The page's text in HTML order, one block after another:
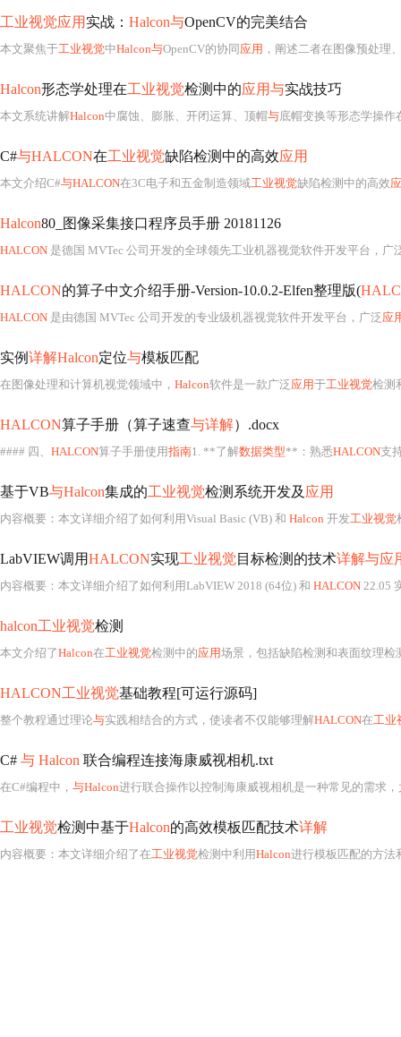
工业视觉应用 实战： Halcon与OpenCV的完美结合
本文聚焦于工业视觉中Halcon与OpenCV的协同 应用 ，阐述二者在图像预处理、特征提取、缺陷检测
Halcon形态学处理在工业视觉检测中的应用与实战技巧
本文系统讲解Halcon中腐蚀、膨胀、开闭运算、顶帽与底帽变换等形态学操作
C#与HALCON在工业视觉缺陷检测中的高效应用
本文介绍C#与HALCON在3C电子和五金制造领域工业视觉缺陷检测中的高效
Halcon80_图像采集接口程序员手册 20181126
HALCON 是德国 MVTec 公司开发的全球领先工业机器视觉软件开发平台，广
HALCON的算子中文介绍手册-Version-10.0.2-Elfen整理版(
HALCON 是由德国 MVTec 公司开发的专业级机器视觉软件开发平台，广泛 应
实例详解Halcon定位与模板匹配
在图像处理和计算机视觉领域中， Halcon软件是一款广泛 应用于工业视觉检测
HALCON算子手册（算子速查与详解）.docx
#### 四、 HALCON算子手册使用指南1. **了解数据类型**：熟悉HALCON支
基于VB与Halcon集成的工业视觉检测系统开发及 应用
内容概要：本文详细介绍了如何利用Visual Basic (VB) 和 Halcon 开发工业视觉
LabVIEW调用HALCON实现工业视觉目标检测的技术详解与应
内容概要：本文详细介绍了如何利用LabVIEW 2018 (64位) 和 HALCON 22.05
halcon工业视觉检测
本文介绍了Halcon在工业视觉检测中的应用场景，包括缺陷检测和表面纹理检测，并针对遇
HALCON工业视觉基础教程[可运行源码]
整个教程通过理论与实践相结合的方式，使读者不仅能够理解HALCON在工业
C# 与 Halcon 联合编程连接海康威视相机.txt
在C#编程中， 与Halcon进行联合操作以控制海康威视相机是一种常见的需求
工业视觉检测中基于Halcon的高效模板匹配技术详解
内容概要：本文详细介绍了在工业视觉检测中利用Halcon进行模板匹配的方法和